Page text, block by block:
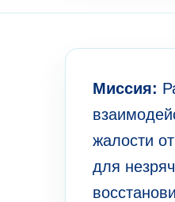
Миссия:
жалости
для